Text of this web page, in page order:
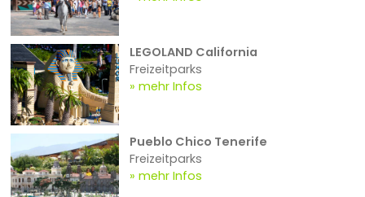
LEGOLAND California
Freizeitparks
mehr Infos
Pueblo Chico Tenerife
Freizeitparks
mehr Infos